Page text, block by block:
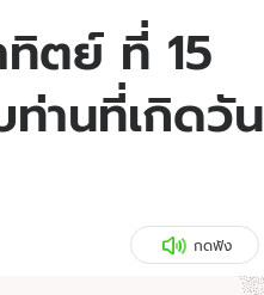
วัยรุ่น
ไอที
เที่ยว-กิน
Tasteful Thailand
ทิตย์ ที่ 15
านที่เกิดวัน
กดฟัง